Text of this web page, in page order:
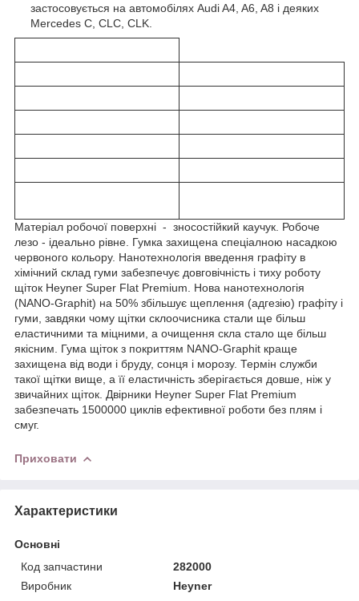
застосовується на автомобілях Audi A4, A6, A8 і деяких
Mercedes C, CLC, CLK.
Матеріал робочої поверхні - зносостійкий каучук. Робоче
лезо - ідеально рівне. Гумка захищена спеціалною насадкою
червоного кольору. Нанотехнологія введення графіту в
хімічний склад гуми забезпечує довговічність і тиху роботу
щіток Heyner Super Flat Premium. Нова нанотехнологія
(NANO-Graphit) на 50% збільшує щеплення (адгезію) графіту і
гуми, завдяки чому щітки склоочисника стали ще більш
еластичними та міцними, а очищення скла стало ще більш
якісним. Гума щіток з покриттям NANO-Graphit краще
захищена від води і бруду, сонця і морозу. Термін служби
такої щітки вище, а її еластичність зберігається довше, ніж у
звичайних щіток. Двірники Heyner Super Flat Premium
забезпечать 1500000 циклів ефективної роботи без плям і
смуг.
Приховати
Характеристики
Основні
Код запчастини
282000
Виробник
Heyner